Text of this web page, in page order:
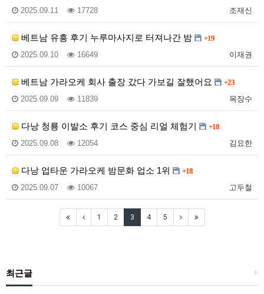
조재신
2025.09.11 17728
베트남 유흥 후기 누루마사지로 터져나간 밤 +19
이재권
2025.09.10 16649
베트남 가라오케 회사 출장 갔다 가보길 잘했어요 +23
목장수
2025.09.09 11839
다낭 청룡 이발소 후기 코스 중심 리얼 체험기 +18
김요한
2025.09.08 12054
다낭 업타운 가라오케 밤문화 업소 1위 +18
고두철
2025.09.07 10067
1 2 3 4 5
+
최근글